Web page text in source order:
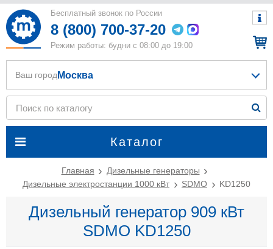
Бесплатный звонок по России
8 (800) 700-37-20
Режим работы: будни с 08:00 до 19:00
Каталог
Ваш город Москва
Главная
Дизельные генераторы
Дизельные электростанции 1000 кВт
SDMO KD1250
Дизельный генератор 909 кВт
SDMO KD1250